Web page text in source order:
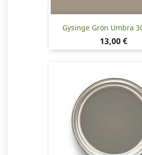
Gysinge Grön Umbra
Pris
13,00 €